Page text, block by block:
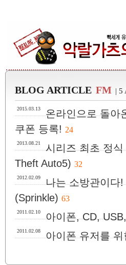
BLOG ARTICLE FM | 5
2015.03.13
온라인으로 돌아
쿠폰 등록! 24
2013.08.21
시리즈 최초 정
Theft Auto5) 32
2012.02.09
나는 소방관이다
(Sprinkle) 63
2011.02.10 아이폰, CD,
2011.02.08 아이폰 유저를